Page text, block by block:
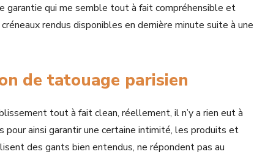
garantie qui me semble tout à fait compréhensible et
rendus disponibles en dernière minute suite à une
de tatouage parisien
tout à fait clean, réellement, il n’y a rien eut à
ainsi garantir une certaine intimité, les produits et
des gants bien entendus, ne répondent pas au